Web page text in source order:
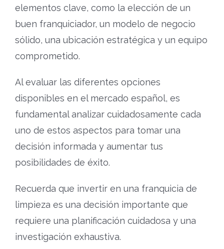
elementos clave, como la elección de un
buen franquiciador, un modelo de negocio
sólido, una ubicación estratégica y un equipo
comprometido.
Al evaluar las diferentes opciones
disponibles en el mercado español, es
fundamental analizar cuidadosamente cada
uno de estos aspectos para tomar una
decisión informada y aumentar tus
posibilidades de éxito.
Recuerda que invertir en una franquicia de
limpieza es una decisión importante que
requiere una planificación cuidadosa y una
investigación exhaustiva.